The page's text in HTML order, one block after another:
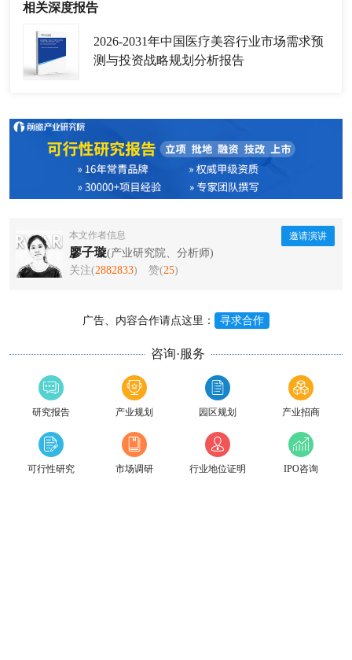
相关深度报告
2026-2031年中国医疗美容行业市场需求预
测与投资战略规划分析报告
本文作者信息
廖子璇(产业研究院、分析师)
关注(2882833) 赞(25)
邀请演讲
广告、内容合作请点这里： 寻求合作
咨询·服务
研究报告 产业规划 园区规划 产业招商
可行性研究 市场调研 行业地位证明 IPO咨询